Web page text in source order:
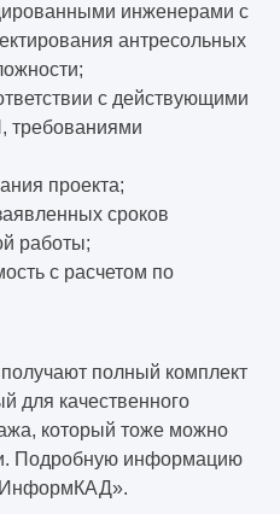
инженерами с
антресольных
с действующими
проекта;
сроков
работы;
с расчетом по
полный комплект
для качественного
который тоже можно
Подробную информацию